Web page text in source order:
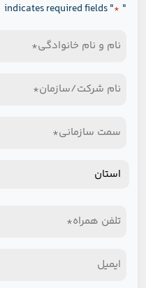
"
*
" indicates required fields
نام
نام
*
نام
سازمان
سمت
*
استان
تلفن
*
ایمیل*